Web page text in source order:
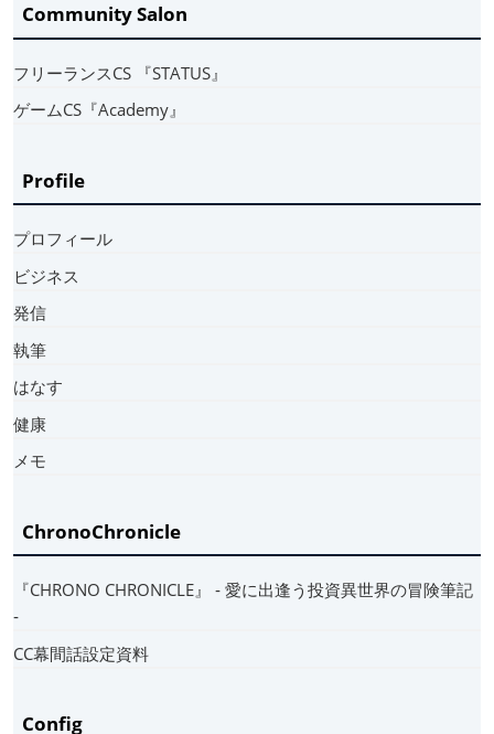
Community Salon
フリーランスCS 『STATUS』
ゲームCS『Academy』
Profile
プロフィール
ビジネス
発信
執筆
はなす
健康
メモ
ChronoChronicle
『CHRONO CHRONICLE』 ‐ 愛に出逢う投資異世界の冒険筆記
‐
CC幕間話設定資料
Config